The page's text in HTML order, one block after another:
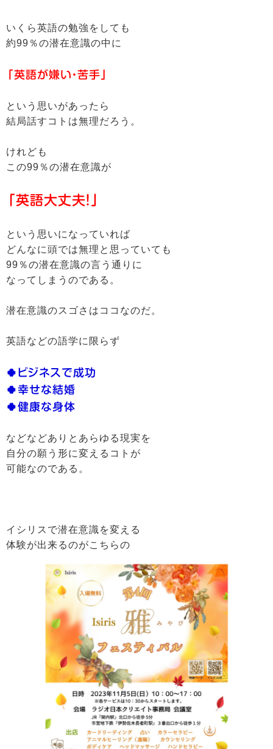
いくら英語の勉強をしても
約99％の潜在意識の中に
「英語が嫌い・苦手」
という思いがあったら
結局話すコトは無理だろう。
けれども
この99％の潜在意識が
「英語大丈夫！」
という思いになっていれば
どんなに頭では無理と思っていても
99％の潜在意識の言う通りに
なってしまうのである。
潜在意識のスゴさはココなのだ。
英語などの語学に限らず
🍀ビジネスで成功
🍀幸せな結婚
🍀健康な身体
などなどありとあらゆる現実を
自分の願う形に変えるコトが
可能なのである。
イシリスで潜在意識を変える
体験が出来るのがこちらの